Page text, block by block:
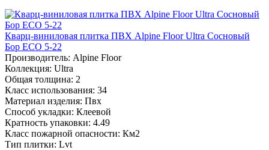
Кварц-виниловая плитка ПВХ Alpine Floor Ultra Сосновый
Бор ECO 5-22
Производитель: Alpine Floor
Коллекция: Ultra
Общая толщина: 2
Класс использования: 34
Материал изделия: Пвх
Способ укладки: Клеевой
Кратность упаковки: 4.49
Класс пожарной опасности: Км2
Тип плитки: Lvt